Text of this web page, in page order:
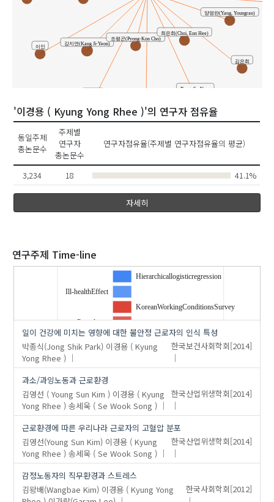
Bang, So-Youn
강지연(Kang Ji-Yeon)
김은희
양영란(Yang, Youngran)
이인
조평곤(Pyong-Kon Cho)
최은희(Choi, Eun Hee)
'이경용 ( Kyung Yong Rhee )'의 연구자 점유율
동일주제
총논문수
주제별
연구자
총논문수
연구자점유율(주제별 연구자점유율의 평균)
3,234 18 41.1%
자세히
연구주제 Time-line
…
Hierarchicallogisticregression
Ill-healthEffect
KoreanWorkingConditionsSurvey
Prevalence
hypertension
precarious worker
stressor
theexposedworkhours
underandoveremployment
불안정근로자
위계적 로지스틱 회귀분석
일의건강영향인식
'이경용 ( Kyung Yong Rhee )'의 발표논문(4)
일이 건강에 미치는 영향에 대한 불안정 근로자의 인식 특성
박종식(Jong Shik Park) 이경용 ( Kyung
Yong Rhee )
한국보건사회학회[2014]
과소/과잉노동과 근로환경
김영선 ( Young Sun Kim ) 이경용 ( Kyung
Yong Rhee ) 송세욱 ( Se Wook Song )
한국산업위생학회[2014]
근로환경에 따른 우리나라 근로자의 고혈압 분포
김영선(Young Sun Kim) 이경용 ( Kyung
Yong Rhee ) 송세욱 ( Se Wook Song )
한국산업위생학회[2014]
감정노동자의 직무환경과 스트레스
김왕배(Wangbae Kim) 이경용 ( Kyung Yong
한국사회학회[2012]